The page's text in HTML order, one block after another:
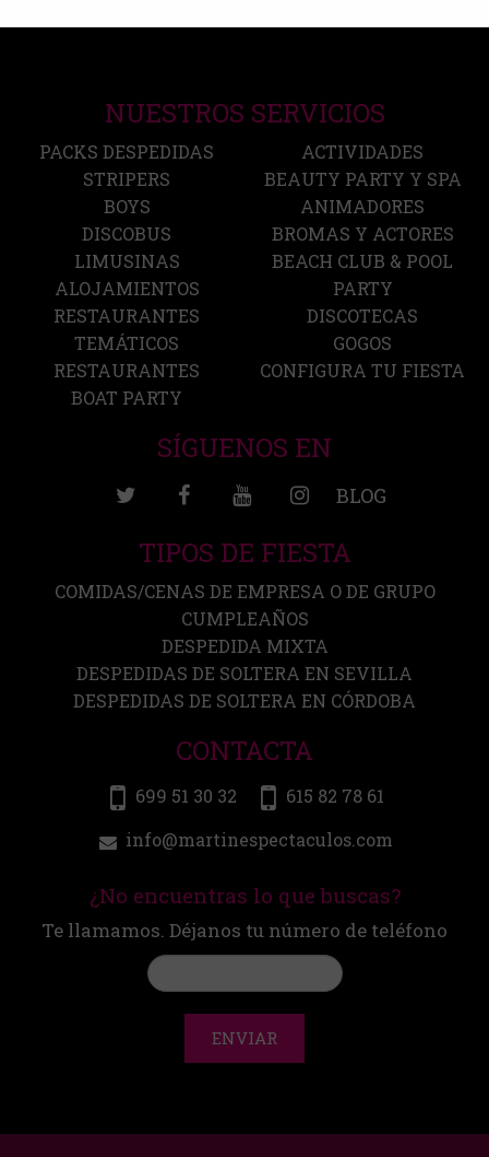
NUESTROS SERVICIOS
PACKS DESPEDIDAS
STRIPERS
BOYS
DISCOBUS
LIMUSINAS
ALOJAMIENTOS
RESTAURANTES
TEMÁTICOS
RESTAURANTES
BOAT PARTY
ACTIVIDADES
BEAUTY PARTY Y SPA
ANIMADORES
BROMAS Y ACTORES
BEACH CLUB & POOL
PARTY
DISCOTECAS
GOGOS
CONFIGURA TU FIESTA
SÍGUENOS EN
BLOG
TIPOS DE FIESTA
COMIDAS/CENAS DE EMPRESA O DE GRUPO
CUMPLEAÑOS
DESPEDIDA MIXTA
DESPEDIDAS DE SOLTERA EN SEVILLA
DESPEDIDAS DE SOLTERA EN CÓRDOBA
CONTACTA
699 51 30 32
615 82 78 61
info@martinespectaculos.com
¿No encuentras lo que buscas?
Te llamamos. Déjanos tu número de teléfono
ENVIAR